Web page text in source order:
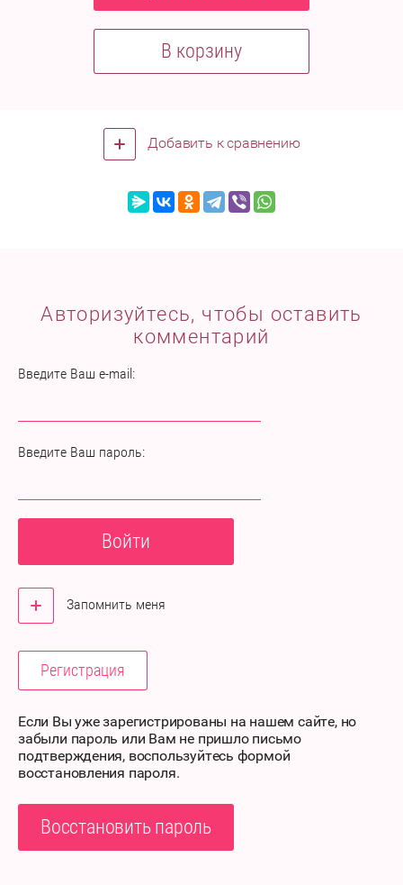
В корзину
Добавить к сравнению
Авторизуйтесь, чтобы оставить
комментарий
Введите Ваш e-mail:
Введите Ваш пароль:
Войти
Запомнить меня
Регистрация
Если Вы уже зарегистрированы на нашем сайте, но
забыли пароль или Вам не пришло письмо
подтверждения, воспользуйтесь формой
восстановления пароля.
Восстановить пароль